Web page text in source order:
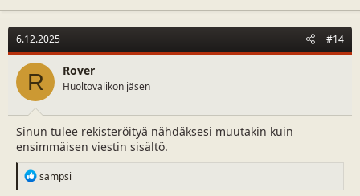
c
t
i
o
n
s
:
6.12.2025 #14
R Rover
Huoltovalikon jäsen
Sinun tulee rekisteröityä nähdäksesi muutakin kuin
ensimmäisen viestin sisältö.
R
e
sampsi